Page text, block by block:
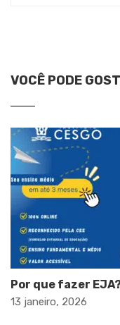
VOCÊ PODE
Por que fazer
13 janeiro, 2026